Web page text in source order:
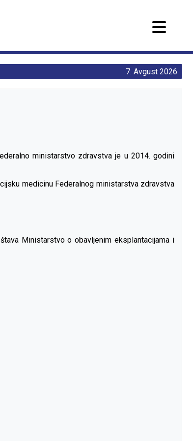
7. Avgust 2026
ministarstvo zdravstva je u 2014. godini
medicinu Federalnog ministarstva zdravstva
Ministarstvo o obavljenim eksplantacijama i